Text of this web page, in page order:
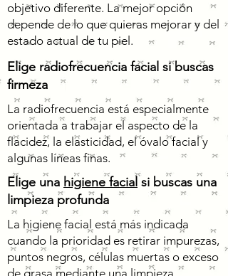
objetivo diferente. La mejor opción
depende de lo que quieras mejorar y del
estado actual de tu piel.
Elige radiofrecuencia facial si buscas
firmeza
La radiofrecuencia está especialmente
orientada a trabajar el aspecto de la
flacidez, la elasticidad, el óvalo facial y
algunas líneas finas.
Elige una higiene facial si buscas una
limpieza profunda
La higiene facial está más indicada
cuando la prioridad es retirar impurezas,
puntos negros, células muertas o exceso
de grasa mediante una limpieza